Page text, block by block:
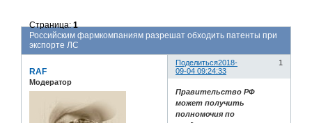
Российским фармкомпаниям разрешат обходить патенты при
экспорте ЛС
Страница:1
Поделиться 1
2018-
09-04 09:24:33
RAF
Модератор
Правительство РФ
может получить
полномочия по